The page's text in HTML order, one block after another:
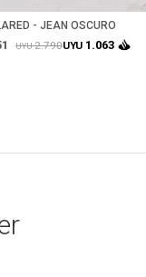
- JEAN OSCURO
UYU2.790UYU 1.063